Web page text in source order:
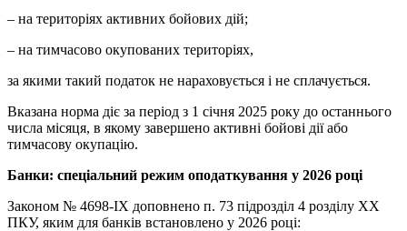
– на територіях активних бойових дій;
– на тимчасово окупованих територіях,
за якими такий податок не нараховується і не сплачується.
Вказана норма діє за період з 1 січня 2025 року до останнього
числа місяця, в якому завершено активні бойові дії або
тимчасову окупацію.
Банки: спеціальний режим оподаткування у 2026 році
Законом № 4698-IX доповнено п. 73 підрозділ 4 розділу ХХ
ПКУ, яким для банків встановлено у 2026 році: